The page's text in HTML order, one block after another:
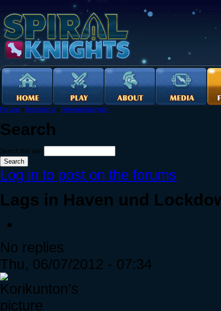
Forums › Technische › Fehlermeldungen
Search
Search this site:
Log in to post on the forums
Lags in Haven und
No replies
Thu, 06/07/2012 - 07:34